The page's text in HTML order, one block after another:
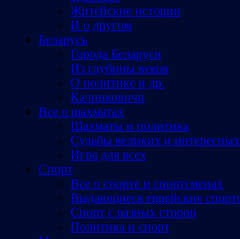
Житейские истории
И о другом
Беларусь
Города Беларуси
Из глубины веков
О политике и др.
Калинковичи
Все о шахматах
Шахматы и политика
Судьбы великих и
Игра для всех
Спорт
Все о спорте и спортсменах
Выдающиеся еврейские
Спорт с разных сторон
Политика и спорт